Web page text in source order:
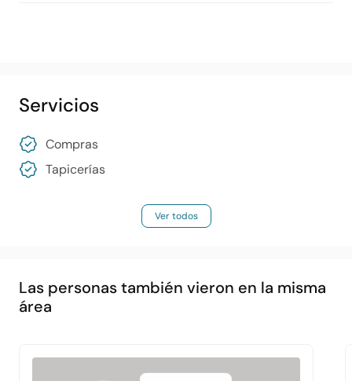
Servicios
Compras
Tapicerías
Ver todos
Las personas también vieron en la misma
área